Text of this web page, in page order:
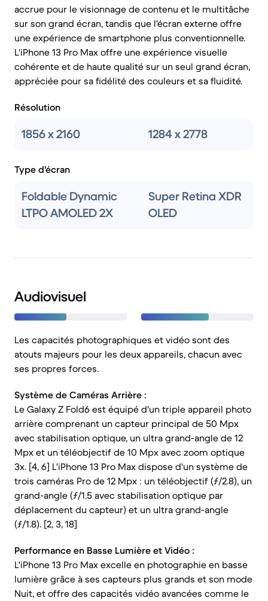
accrue pour le visionnage de contenu et le multitâche
sur son grand écran, tandis que l'écran externe offre
une expérience de smartphone plus conventionnelle.
L'iPhone 13 Pro Max offre une expérience visuelle
cohérente et de haute qualité sur un seul grand écran,
appréciée pour sa fidélité des couleurs et sa fluidité.
Résolution
1856 x 2160 1284 x 2778
Type d'écran
Foldable Dynamic
LTPO AMOLED 2X
Super Retina XDR
OLED
Audiovisuel
Les capacités photographiques et vidéo sont des
atouts majeurs pour les deux appareils, chacun avec
ses propres forces.
Système de Caméras Arrière :
Le Galaxy Z Fold6 est équipé d'un triple appareil photo
arrière comprenant un capteur principal de 50 Mpx
avec stabilisation optique, un ultra grand-angle de 12
Mpx et un téléobjectif de 10 Mpx avec zoom optique
3x. [4, 6] L'iPhone 13 Pro Max dispose d'un système de
trois caméras Pro de 12 Mpx : un téléobjectif (ƒ/2.8), un
grand-angle (ƒ/1.5 avec stabilisation optique par
déplacement du capteur) et un ultra grand-angle
(ƒ/1.8). [2, 3, 18]
Performance en Basse Lumière et Vidéo :
L'iPhone 13 Pro Max excelle en photographie en basse
lumière grâce à ses capteurs plus grands et son mode
Nuit, et offre des capacités vidéo avancées comme le